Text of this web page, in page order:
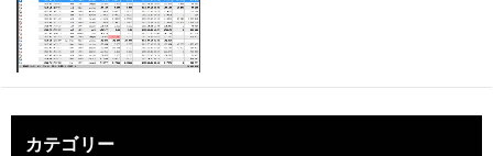
カテゴリー